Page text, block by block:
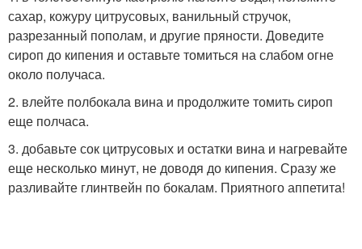
сахар, кожуру цитрусовых, ванильный стручок,
разрезанный пополам, и другие пряности. Доведите
сироп до кипения и оставьте томиться на слабом огне
около получаса.
2. влейте полбокала вина и продолжите томить сироп
еще полчаса.
3. добавьте сок цитрусовых и остатки вина и нагревайте
еще несколько минут, не доводя до кипения. Сразу же
разливайте глинтвейн по бокалам. Приятного аппетита!